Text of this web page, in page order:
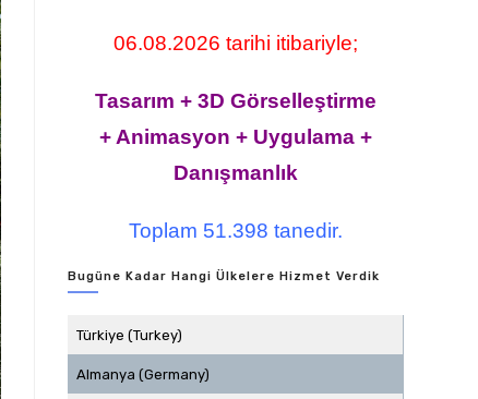
06.08.2026 tarihi itibariyle;
Tasarım + 3D Görselleştirme
+ Animasyon + Uygulama +
Danışmanlık
Toplam 51.398 tanedir.
Bugüne Kadar Hangi Ülkelere Hizmet Verdik
Türkiye (Turkey)
Almanya (Germany)